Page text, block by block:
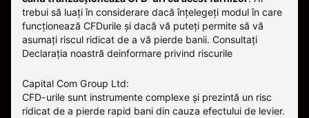
trebui să luați în considerare dacă înțelegeți modul în care
funcționează CFDurile și dacă vă puteți permite să vă
asumați riscul ridicat de a vă pierde banii. Consultați
Declarația noastră deinformare privind riscurile
Capital Com Group Ltd:
CFD-urile sunt instrumente complexe și prezintă un risc
ridicat de a pierde rapid bani din cauza efectului de levier.